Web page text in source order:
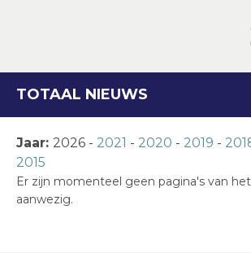
TOTAAL NIEUWS
Jaar: 2026 - 2021 - 2020 - 2019 -
2015
Er zijn momenteel geen pagina's van het
aanwezig.